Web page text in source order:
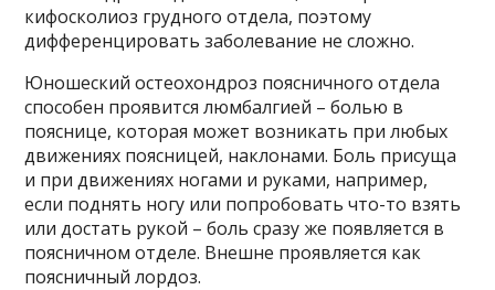
кифосколиоз грудного отдела, поэтому
дифференцировать заболевание не сложно.
Юношеский остеохондроз поясничного отдела
способен проявится люмбалгией – болью в
пояснице, которая может возникать при любых
движениях поясницей, наклонами. Боль присуща
и при движениях ногами и руками, например,
если поднять ногу или попробовать что-то взять
или достать рукой – боль сразу же появляется в
поясничном отделе. Внешне проявляется как
поясничный лордоз.